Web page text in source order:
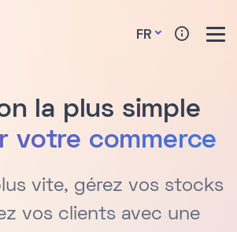
FR
la plus simple
votre commerce
vite, gérez vos stocks
vos clients avec une